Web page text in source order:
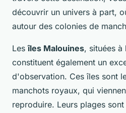
découvrir un univers à part,
autour des colonies de
Lesîles Malouines, situées
constituent également un
d'observation. Ces îles sont
manchots royaux, qui
reproduire. Leurs plages